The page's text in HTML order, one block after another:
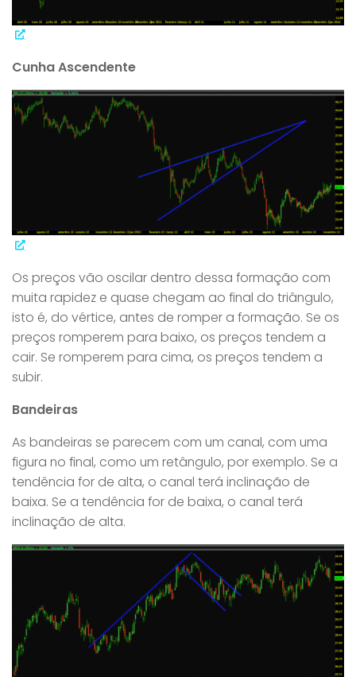
Cunha Ascendente
Os preços vão oscilar dentro dessa formação com
muita rapidez e quase chegam ao final do triângulo,
isto é, do vértice, antes de romper a formação. Se os
preços romperem para baixo, os preços tendem a
cair. Se romperem para cima, os preços tendem a
subir.
Bandeiras
As bandeiras se parecem com um canal, com uma
figura no final, como um retângulo, por exemplo. Se a
tendência for de alta, o canal terá inclinação de
baixa. Se a tendência for de baixa, o canal terá
inclinação de alta.